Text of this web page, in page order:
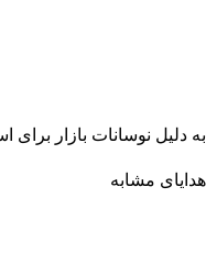
به دلیل نوسانات بازار برای
هدایای مشابه